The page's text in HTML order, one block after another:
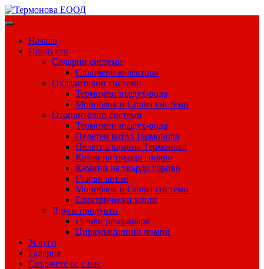
Skip
to
Начало
Продукти
Соларни системи
Слънчеви колектори
Охладителни системи
Термомпи въздух-вода
Моноблок и Сплит системи
Отоплителни системи
Термомпи въздух-вода
Пелетен котел Термонова
Пелетна камина Термонова
Котли на твърдо гориво
Камини на твърдо гориво
Газови котли
Моноблок и Сплит системи
Електрически котли
Други продукти
Газови резервоари
Циркулационни помпи
Услуги
Галерия
Свържете се с нас